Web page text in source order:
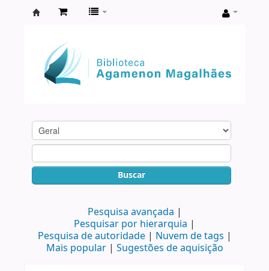
Agamenon
Magalhães
Buscar
Pesquisa avançada
Pesquisar por hierarquia
Pesquisa de autoridade
Nuvem de tags
Mais popular
Sugestões de aquisição